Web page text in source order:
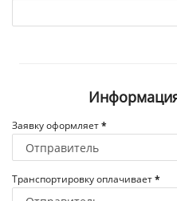
Заявку оформляет*
Транспортировку оплачивает*